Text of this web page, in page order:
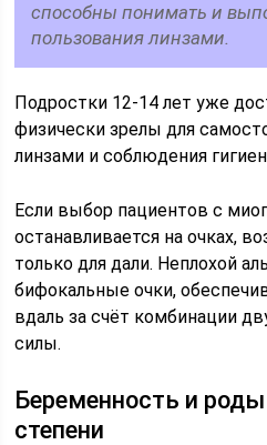
способны понимать и
пользования линзами.
Подростки 12-14 лет уже
физически зрелы для
линзами и соблюдения
Если выбор пациентов с
останавливается на очках,
только для дали. Неплохой
бифокальные очки,
вдаль за счёт комбинации
силы.
Беременность и
степени